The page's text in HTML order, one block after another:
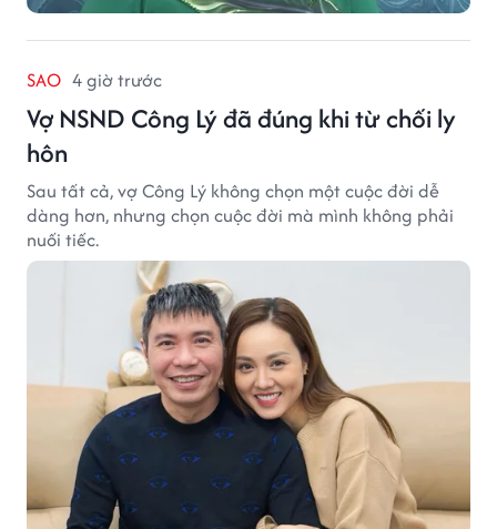
SAO 4 giờ trước
Vợ NSND Công Lý đã đúng khi từ chối ly
hôn
Sau tất cả, vợ Công Lý không chọn một cuộc đời dễ
dàng hơn, nhưng chọn cuộc đời mà mình không phải
nuối tiếc.